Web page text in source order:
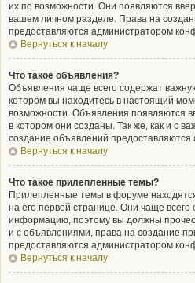
их по возможности. Они появляются
вашем личном разделе. Права на
предоставляются администратором
Вернуться к началу
Что такое объявления?
Объявления чаще всего содержат
котором вы находитесь в настоящий
возможности. Объявления появляются
в котором они созданы. Так же, как и с
создание объявлений
Вернуться к началу
Что такое прилепленные темы?
Прилепленные темы в форуме
на его первой странице. Они чаще
информацию, поэтому вы должны
и с объявлениями, права на создание
предоставляются администратором
Вернуться к началу